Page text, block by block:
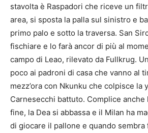
stavolta è Raspadori che riceve un
area, si sposta la palla sul sinistro e
primo palo e sotto la traversa. San
fischiare e lo farà ancor di più al
campo di Leao, rilevato da Fullkrug.
poco ai padroni di casa che vanno al
mezz’ora con Nkunku che colpisce la
Carnesecchi battuto. Complice anche
fine, la Dea si abbassa e il Milan ha
di giocare il pallone e quando sembra